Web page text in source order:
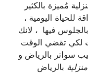
مُميزة بالكثير
للحياة اليومية ،
فيها ، لانك
لكي تقضي الوقت
سواتر بالرياض و
بالرياض